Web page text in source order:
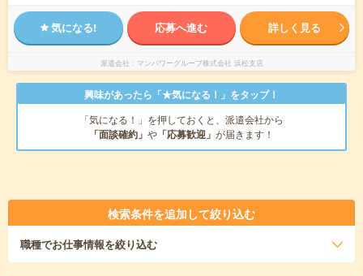
気になる! 応募へ進む 詳しく見る
派遣会社 マンパワーグループ株式会社 浜松支店
興味があったら「★気になる！」をタップ！
「気になる！」を押しておくと、派遣会社から
「面談確約」 や 「応募歓迎」 が届きます！
検索条件を追加して絞り込む
職種でお仕事情報を絞り込む